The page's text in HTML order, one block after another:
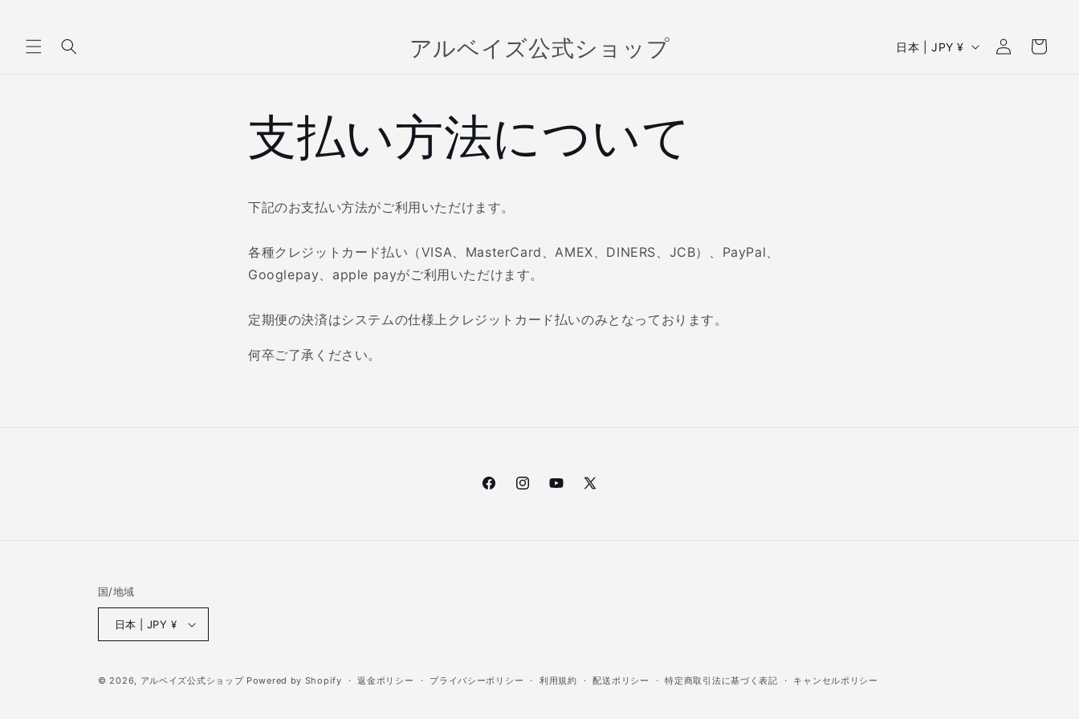
アルベイズ公式ショップ
国
日本 | JPY ¥
グ
イ
ー
支払い方法について
下記のお支払い方法がご利用いただけます。
各種クレジットカード払い（VISA、MasterCard、AMEX、DINERS、JCB）、PayPal、
Googlepay、apple payがご利用いただけます。
定期便の決済はシステムの仕様上クレジットカード払いのみとなっております。
何卒ご了承ください。
FacebookInstagramYouTube
X
国/地域
日本 | JPY ¥
© 2026, アルベイズ公式ショップ Powered by Shopify 返金ポリシー プライバシーポリシー 利用規約 配送ポリシー 特定商取引法に基づく表記 キャンセルポリシー